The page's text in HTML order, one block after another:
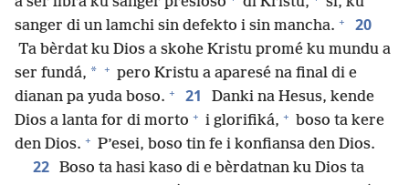
sanger di un lamchi sin defekto i sin mancha. + 20
Ta bèrdat ku Dios a skohe Kristu promé ku mundu a
ser fundá, * + pero Kristu a aparesé na final di e
dianan pa yuda boso. + 21
Danki na Hesus, kende
Dios a lanta for di morto + i glorifiká, + boso ta kere
den Dios. + P’esei, boso tin fe i konfiansa den Dios.
22 Boso ta hasi kaso di e bèrdatnan ku Dios ta